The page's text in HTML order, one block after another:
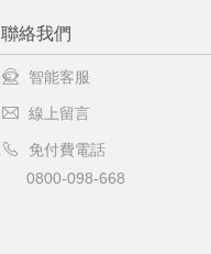
聯絡我們
智能客服
線上留言
免付費電話
0800-098-668